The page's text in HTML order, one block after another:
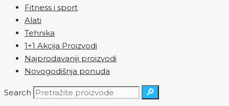
Fitness i sport
Alati
Tehnika
1+1 Akcija Proizvodi
Najprodavaniji proizvodi
Novogodišnja ponuda
Search 🔎